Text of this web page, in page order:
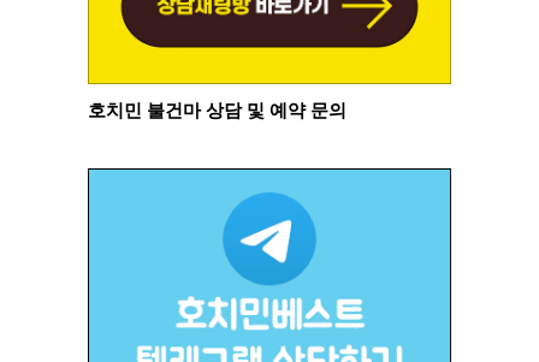
호치민 불건마 상담 및 예약 문의